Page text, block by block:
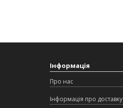
Інформація
Про нас
Інформація про доставку